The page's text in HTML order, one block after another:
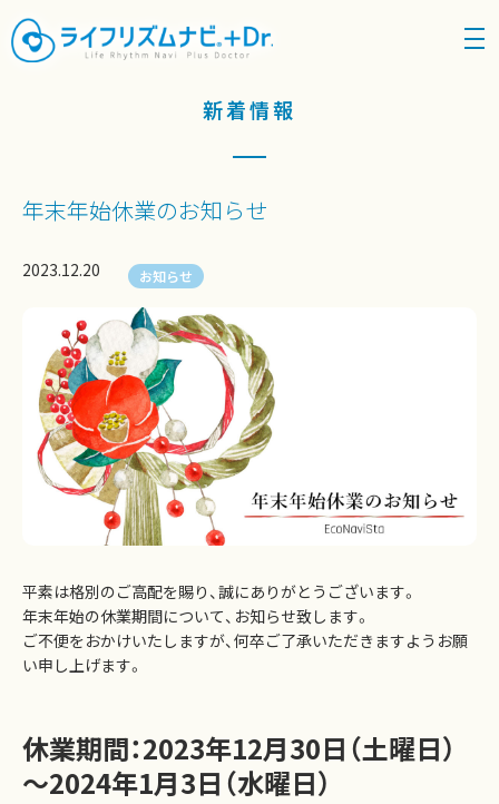
density_medium
新着情報
年末年始休業のお知らせ
2023.12.20 お知らせ
平素は格別のご高配を賜り、誠にありがとうございます。
年末年始の休業期間について、お知らせ致します。
ご不便をおかけいたしますが、何卒ご了承いただきますようお願
い申し上げます。
休業期間：2023年12月30日（土曜日）
～2024年1月3日（水曜日）